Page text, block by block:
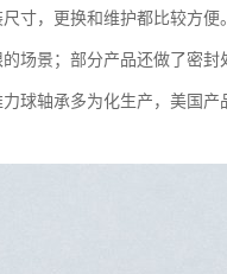
寸，更换和维护都比较方
场景；部分产品还做了密
球轴承多为化生产，美国